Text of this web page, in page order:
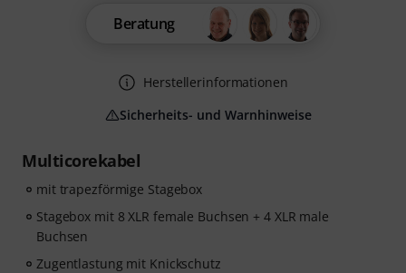
Multicorekabel
mit trapezförmige Stagebox
Stagebox mit 8 XLR female Buchsen + 4 XLR male
Buchsen
Zugentlastung mit Knickschutz
Beratung
Herstellerinformationen
Sicherheits- und Warnhinweise